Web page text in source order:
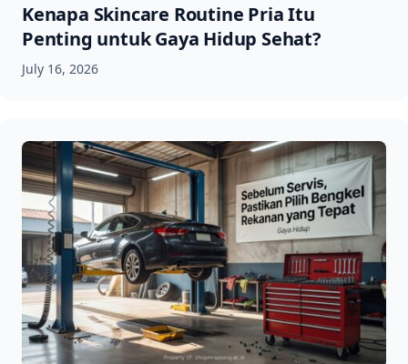
Kenapa Skincare Routine Pria Itu
Penting untuk Gaya Hidup Sehat?
July 16, 2026